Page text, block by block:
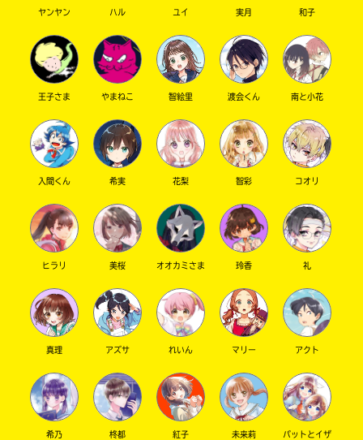
キーワードから探す
オフィシャルアカウント
SNSでシェアする
ヤンヤン ハル ユイ 実月 和子
王子さま やまねこ 智絵里 渡会くん 南と小花
入間くん 希実 花梨 智彩 コオリ
ヒラリ 美桜 オオカミさま 玲香 礼
真理 アズサ れいん マリー アクト
希乃 柊都 紅子 未来莉
パットとイザ